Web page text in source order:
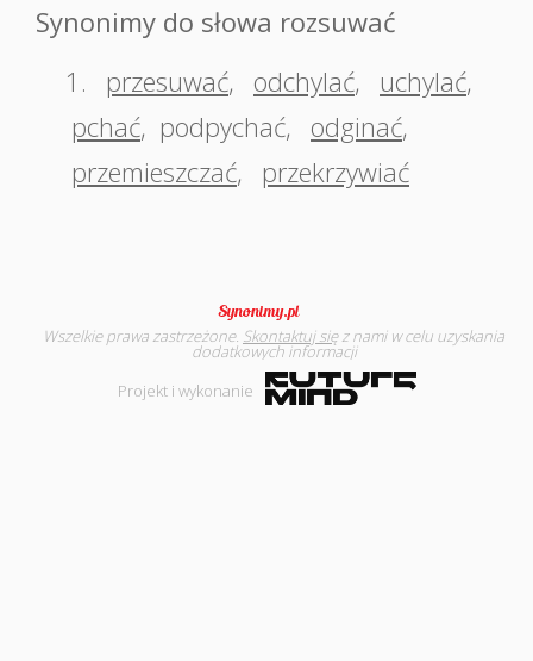
Synonimy do słowa rozsuwać
1.
przesuwać, odchylać, uchylać,
pchać, podpychać, odginać,
przemieszczać, przekrzywiać
Wszelkie prawa zastrzeżone. Skontaktuj sięz nami w celu uzyskania
dodatkowych informacji
Projekt i wykonanie